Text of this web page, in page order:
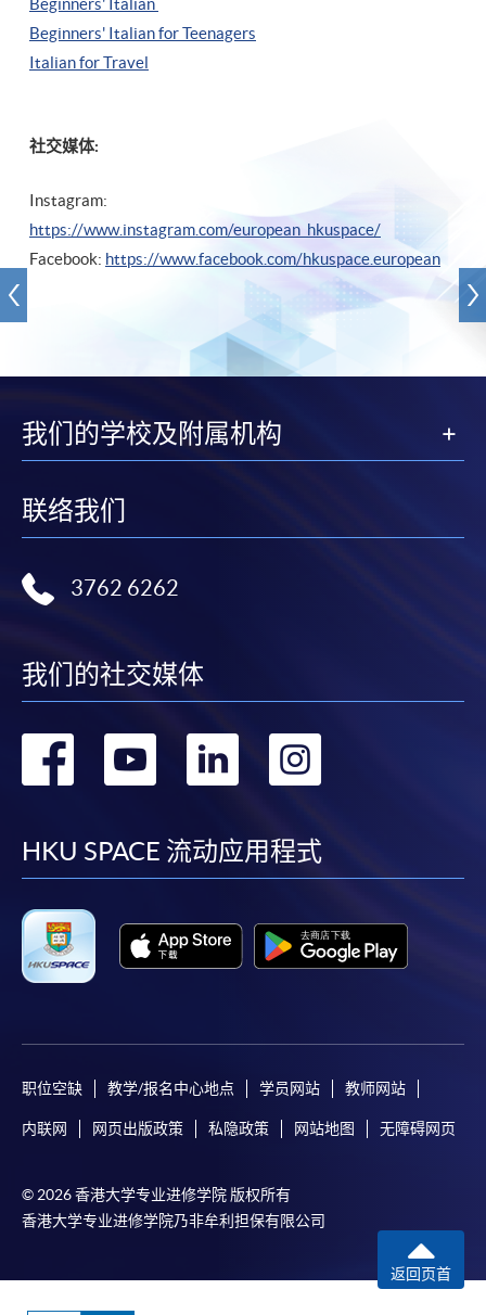
Beginners' Italian
Beginners' Italianfor Teenagers
Italian for Travel
社交媒体:
Instagram:
https://www.instagram.com/european_hkuspace/
Facebook: https://www.facebook.com/hkuspace.european
我们的学校及附属机构
联络我们
3762 6262
我们的社交媒体
转
facebook
转
youtube
转
linkedin
HKU SPACE 流动应用程式
职位空缺 教学/报名中心地点 学员网站 教师网站
内联网 网页出版政策 私隐政策 网站地图 无障碍网页
© 2026 香港大学专业进修学院 版权所有
香港大学专业进修学院乃非牟利担保有限公司
返回页首